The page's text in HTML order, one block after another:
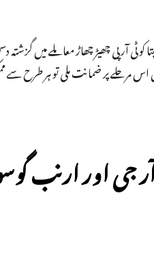
کو ٹی آر پی چھیڑ چھاڑ معاملے میں گزشتہ
مرحلے پر ضمانت ملی تو ہر طرح سے
اور ارنب